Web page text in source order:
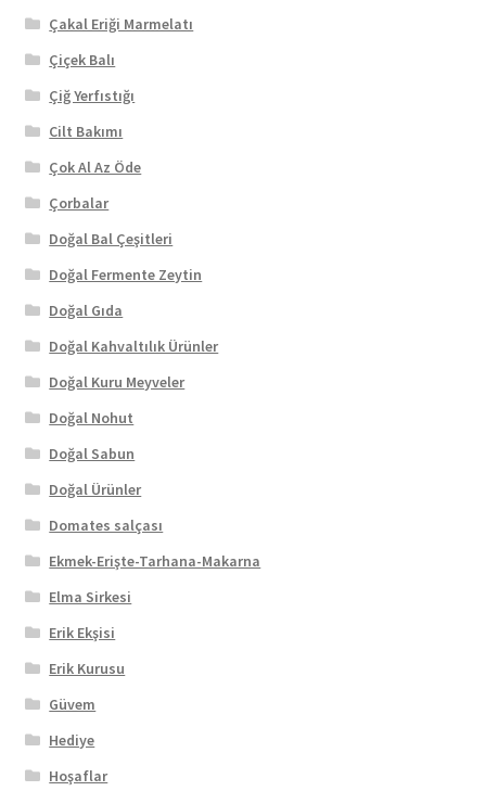
Çakal Eriği Marmelatı
Çiçek Balı
Çiğ Yerfıstığı
Cilt Bakımı
Çok Al Az Öde
Çorbalar
Doğal Bal Çeşitleri
Doğal Fermente Zeytin
Doğal Gıda
Doğal Kahvaltılık Ürünler
Doğal Kuru Meyveler
Doğal Nohut
Doğal Sabun
Doğal Ürünler
Domates salçası
Ekmek-Erişte-Tarhana-Makarna
Elma Sirkesi
Erik Ekşisi
Erik Kurusu
Güvem
Hediye
Hoşaflar